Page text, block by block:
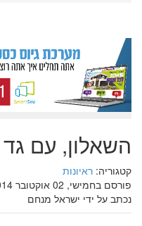
השאלון, עם
קטגוריה: ראיונות
פורסם בחמישי, 02 אוקטובר 2014 13:42
נכתב על ידי ישראל מנחם